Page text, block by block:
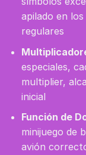
apilado en
regulares
especiales,
multiplier,
inicial
Función de
minijuego de
avión